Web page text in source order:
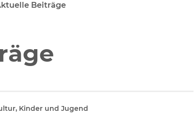
Beiträge
Kinder und Jugend